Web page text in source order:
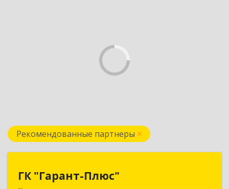
Рекомендованные партнеры
ГК "Гарант-Плюс"